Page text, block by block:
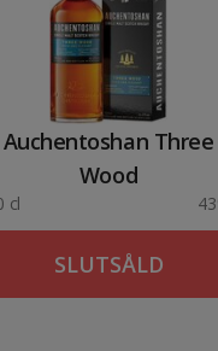
Auchentoshan Three
Wood
cl
SLUTSÅLD